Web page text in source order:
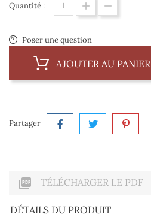
Quantité :
Poser une question
AJOUTER AU PANIER
Partager
 TÉLÉCHARGER LE PDF
DÉTAILS DU PRODUIT